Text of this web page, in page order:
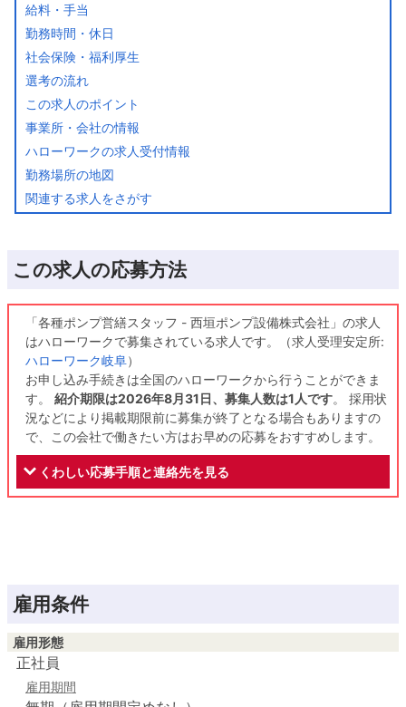
給料・手当
勤務時間・休日
社会保険・福利厚生
選考の流れ
この求人のポイント
事業所・会社の情報
ハローワークの求人受付情報
勤務場所の地図
関連する求人をさがす
この求人の応募方法
「各種ポンプ営繕スタッフ - 西垣ポンプ設備株式会社」の求人
はハローワークで募集されている求人です。（求人受理安定所:
ハローワーク岐阜）
お申し込み手続きは全国のハローワークから行うことができま
す。 紹介期限は2026年8月31日、募集人数は1人です。 採用状
況などにより掲載期限前に募集が終了となる場合もありますの
で、この会社で働きたい方はお早めの応募をおすすめします。
くわしい応募手順と連絡先を見る
雇用条件
雇用形態
正社員
雇用期間